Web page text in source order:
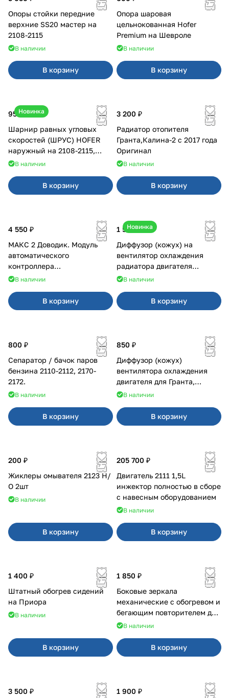
Опоры стойки передние
верхние SS20 мастер на
2108-2115
В наличии
В корзину
Опора шаровая
цельнокованная Hofer
Premium на Шевроле
В наличии
В корзину
Новинка
950 ₽
Шарнир равных угловых
скоростей (ШРУС) HOFER
наружный на 2108-2115,
2110-2112
В наличии
В корзину
3 200 ₽
Радиатор отопителя
Гранта,Калина-2 с 2017 года
Оригинал
В наличии
В корзину
4 550 ₽
МАКС 2 Доводик. Модуль
автоматического
контроллера
стеклоподъемников для
В наличии
В корзину
Новинка
1 500 ₽
Диффузор (кожух) на
вентилятор охлаждения
радиатора двигателя
Приора 2170 Panasonic
В наличии
В корзину
800 ₽
Сепаратор / бачок паров
бензина 2110-2112, 2170-
2172.
В наличии
В корзину
850 ₽
Диффузор (кожух)
вентилятора охлаждения
двигателя для Гранта,
Калина-2, Датсун нового
В наличии
В корзину
200 ₽
Жиклеры омывателя 2123 Н/
О 2шт
В наличии
В корзину
205 700 ₽
Двигатель 2111 1,5L
инжектор полностью в сборе
с навесным оборудованием
В наличии
В корзину
1 400 ₽
Штатный обогрев сидений
на Приора
В наличии
В корзину
1 850 ₽
Боковые зеркала
механические с обогревом и
бегающим повторителем для
4х4В наличии
В корзину
3 500 ₽
1 900 ₽